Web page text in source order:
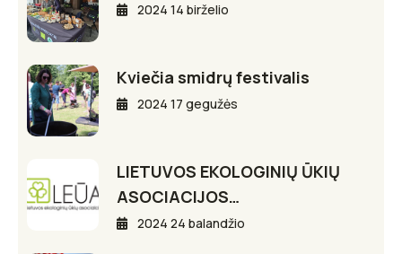
2024 14 birželio
Kviečia smidrų festivalis
2024 17 gegužės
LIETUVOS EKOLOGINIŲ ŪKIŲ
ASOCIACIJOS…
2024 24 balandžio